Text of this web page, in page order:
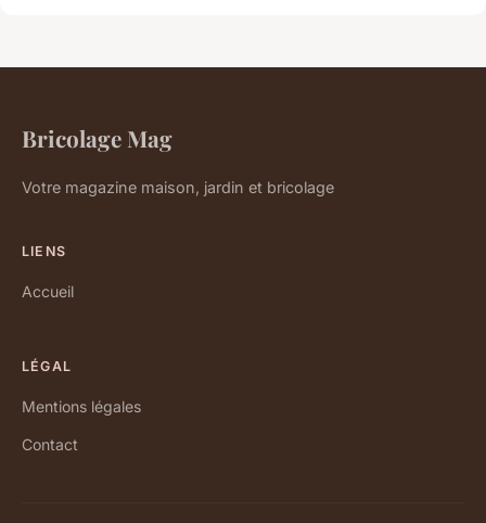
Bricolage Mag
Votre magazine maison, jardin et bricolage
LIENS
Accueil
LÉGAL
Mentions légales
Contact